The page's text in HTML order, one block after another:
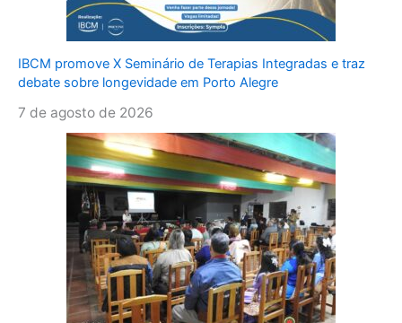
IBCM promove X Seminário de Terapias Integradas e traz
debate sobre longevidade em Porto Alegre
7 de agosto de 2026